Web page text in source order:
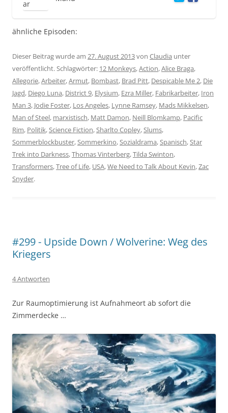
ähnliche Episoden:
Dieser Beitrag wurde am 27. August 2013von Claudia unter
veröffentlicht. Schlagwörter: 12 Monkeys,Action,Alice Braga,
Allegorie,Arbeiter,Armut, Bombast, Brad Pitt, Despicable Me 2, Die
Jagd, Diego Luna, District 9, Elysium, Ezra Miller, Fabrikarbeiter, Iron
Man 3, Jodie Foster, Los Angeles, Lynne Ramsey, Mads Mikkelsen,
Man of Steel, marxistisch, Matt Damon, Neill Blomkamp, Pacific
Rim, Politik,Science Fiction,Sharlto Copley,Slums,
Sommerblockbuster,Sommerkino,Sozialdrama,Spanisch,Star
Trek into Darkness,Thomas Vinterberg,Tilda Swinton,
Transformers,Tree of Life, USA,We Need to Talk About Kevin,Zac
Snyder.
#299 - Upside Down / Wolverine: Weg des
Kriegers
4 Antworten
Zur Raumoptimierung ist Aufnahmeort ab sofort die
Zimmerdecke …